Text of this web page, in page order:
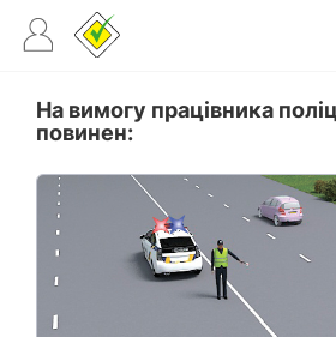
На вимогу працівника
повинен: